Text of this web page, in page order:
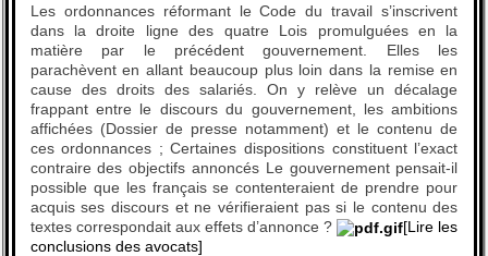
Les ordonnances réformant le Code du travail s’inscrivent
dans la droite ligne des quatre Lois promulguées en la
matière par le précédent gouvernement. Elles les
parachèvent en allant beaucoup plus loin dans la remise en
cause des droits des salariés. On y relève un décalage
frappant entre le discours du gouvernement, les ambitions
affichées (Dossier de presse notamment) et le contenu de
ces ordonnances ; Certaines dispositions constituent l’exact
contraire des objectifs annoncés Le gouvernement pensait-il
possible que les français se contenteraient de prendre pour
acquis ses discours et ne vérifieraient pas si le contenu des
textes correspondait aux effets d’annonce ?
[Lire les
conclusions des avocats]